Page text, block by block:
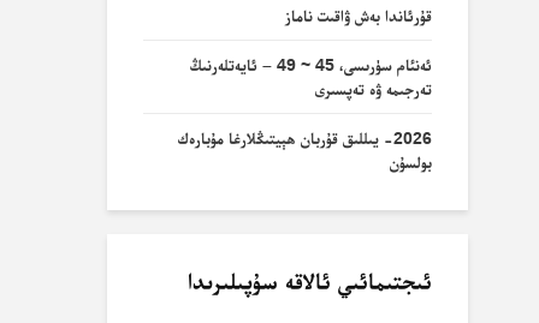
قۇرئاندا بەش ۋاقىت ناماز
ئەنئام سۈرىسى، 45 ~ 49 – ئايەتلەرنىڭ
تەرجىمە ۋە تەپسىرى
2026- يىللىق قۇربان ھېيتىڭلارغا مۇبارەك
بولسۇن
ئىجتىمائىي ئالاقە سۇپىلىرىدا